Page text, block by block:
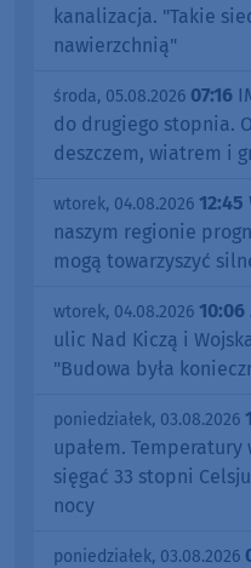
kanalizacja. "Takie
nawierzchnią"
środa, 05.08.2026 07:16
do drugiego stopnia.
deszczem, wiatrem i
wtorek, 04.08.2026 12:45
naszym regionie
mogą towarzyszyć
wtorek, 04.08.2026 10:06
ulic Nad Kiczą i
"Budowa była
poniedziałek, 03.08.2026
upałem.
sięgać 33 stopni
nocy
poniedziałek, 03.08.2026